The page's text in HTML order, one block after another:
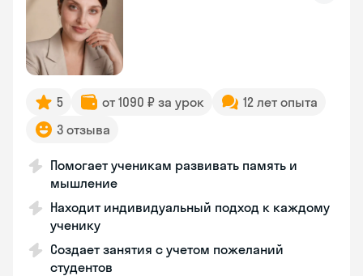
5 от 1090 ₽ за урок
12 лет опыта
3 отзыва
Помогает ученикам развивать память и
мышление
Находит индивидуальный подход к каждому
ученику
Создает занятия с учетом пожеланий
студентов